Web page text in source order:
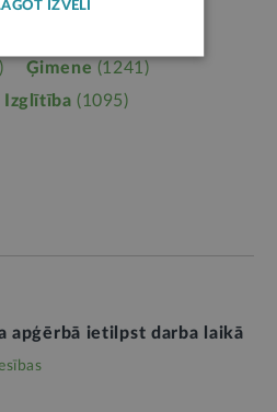
Ģimene (1241)
Izglītība (1095)
apģērbā ietilpst darba laikā
IZVĒLI